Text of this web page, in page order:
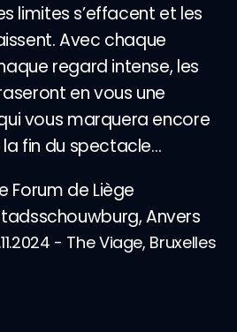
limites s’effacent et les
Avec chaque
regard intense, les
en vous une
vous marquera encore
fin du spectacle…
Forum de Liège
Anvers
- The Viage, Bruxelles